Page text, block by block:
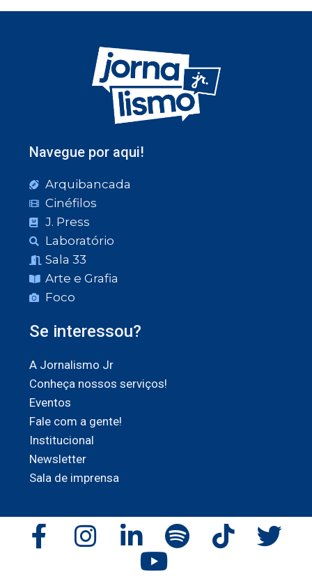
Navegue por aqui!
Arquibancada
Cinéfilos
J. Press
Laboratório
Sala 33
Arte e Grafia
Foco
Se interessou?
A Jornalismo Jr
Conheça nossos serviços!
Eventos
Fale com a gente!
Institucional
Newsletter
Sala de imprensa